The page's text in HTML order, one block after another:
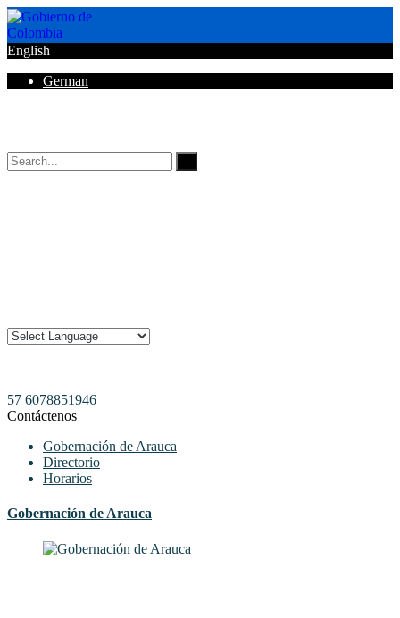
English
German
57 6078851946
Contáctenos
Gobernación de Arauca
Directorio
Horarios
Gobernación de Arauca